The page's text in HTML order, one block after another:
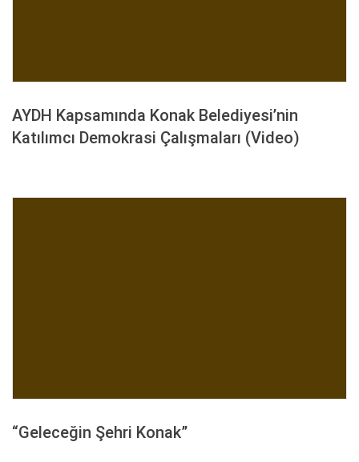
AYDH Kapsamında Konak Belediyesi’nin
Katılımcı Demokrasi Çalışmaları (Video)
“Geleceğin Şehri Konak”